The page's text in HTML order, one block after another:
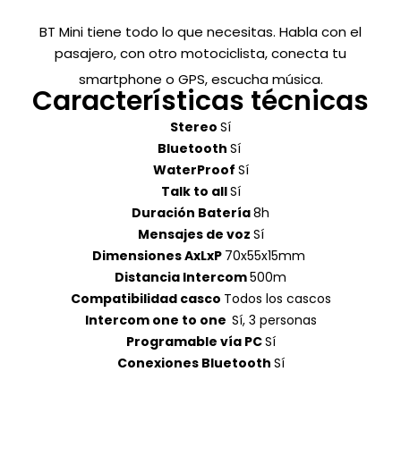
BT Mini tiene todo lo que necesitas. Habla con el
pasajero, con otro motociclista, conecta tu
smartphone o GPS, escucha música.
Características técnicas
Stereo Sí
Bluetooth Sí
WaterProof Sí
Talk to allSí
Duración Batería8h
Mensajes de voz Sí
Dimensiones AxLxP 70x55x15mm
Distancia Intercom500m
Compatibilidad casco Todos los cascos
Intercom one to one Sí, 3 personas
Programable vía PCSí
Conexiones Bluetooth Sí